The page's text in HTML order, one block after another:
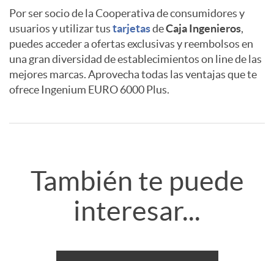
A
p
l
A
v
i
Por ser socio de la Cooperativa de consumidores y
usuarios y utilizar tustarjetasdeCaja Ingenieros,
puedes acceder a ofertas exclusivas y reembolsos en
una gran diversidad de establecimientos on line de las
mejores marcas. Aprovecha todas las ventajas que te
ofrece Ingenium EURO 6000 Plus.
También te puede
interesar...